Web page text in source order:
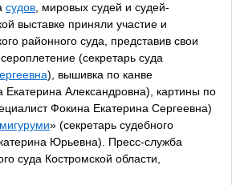
судов , мировых судей и судей-
выставке приняли участие и
районного суда, представив свои
(секретарь суда
), вышивка по канве
Екатерина Александровна), картины по
Фокина Екатерина Сергеевна)
» (секретарь судебного
Юрьевна). Пресс-служба
суда Костромской области,